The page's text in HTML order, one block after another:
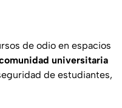
de odio en espacios
universitaria
de estudiantes,